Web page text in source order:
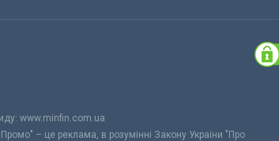
www.minfin.com.ua
– це реклама, в розумінні Закону України "Про